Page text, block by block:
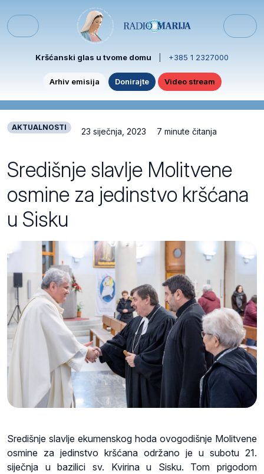
Menu
Kršćanski glas u tvome domu +385 1 2327000
Arhiv emisija Donirajte Video stream
AKTUALNOSTI 23 siječnja, 2023 7 minute čitanja
Središnje slavlje Molitvene
osmine za jedinstvo kršćana
u Sisku
Središnje slavlje ekumenskog hoda ovogodišnje Molitvene
osmine za jedinstvo kršćana održano je u subotu 21.
siječnja u bazilici sv. Kvirina u Sisku. Tom prigodom